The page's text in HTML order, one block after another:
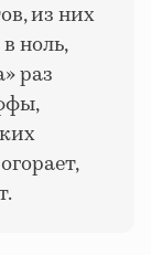
из них
ноль,
раз